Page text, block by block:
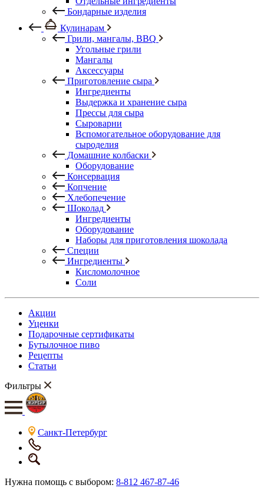
Бондарные изделия
Кулинарам
Грили, мангалы, BBQ
Угольные грили
Мангалы
Аксессуары
Приготовление сыра
Ингредиенты
Выдержка и хранение сыра
Прессы для сыра
Сыроварни
Вспомогательное оборудование для
сыроделия
Домашние колбаски
Оборудование
Консервация
Копчение
Хлебопечение
Шоколад
Ингредиенты
Оборудование
Наборы для приготовления шоколада
Специи
Ингредиенты
Кисломолочное
Соли
Акции
Уценки
Подарочные сертификаты
Бутылочное пиво
Рецепты
Статьи
Фильтры
Санкт-Петербург
Нужна помощь с выбором: 8-812 467-87-46